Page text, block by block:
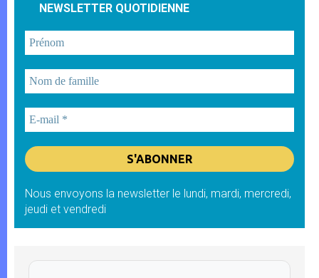
NEWSLETTER QUOTIDIENNE
Nous envoyons la newsletter le lundi, mardi, mercredi,
jeudi et vendredi